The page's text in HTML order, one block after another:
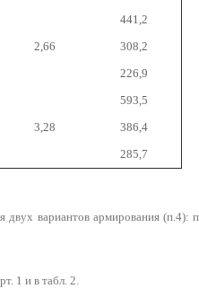
441,2
2,66
308,2
226,9
593,5
3,28
386,4
285,7
вариантов армирования (п.4):
1 и в табл. 2.